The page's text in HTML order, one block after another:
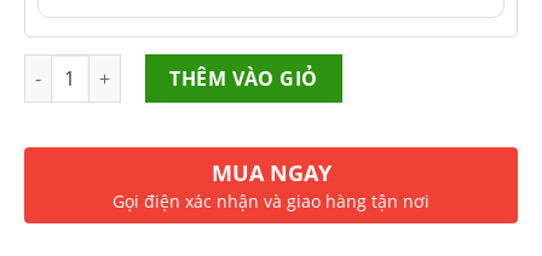
Số lượng THÊM VÀO GIỎ
MUA NGAY
Gọi điện xác nhận và giao hàng tận nơi